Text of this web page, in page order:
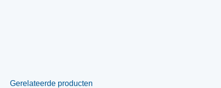
Gerelateerde producten